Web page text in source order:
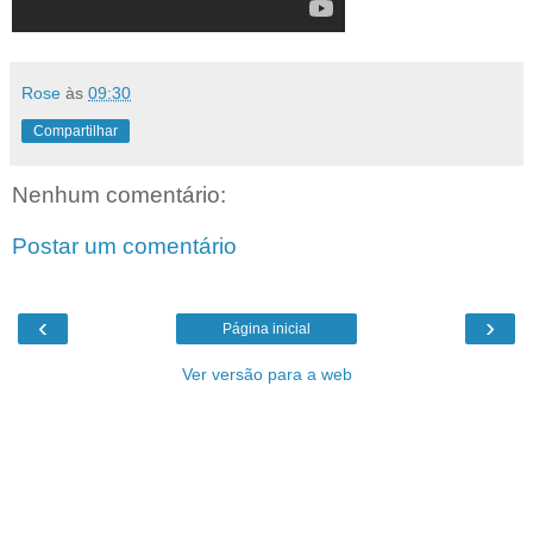
Rose às 09:30
Compartilhar
Nenhum comentário:
Postar um comentário
‹ ›
Página inicial
Ver versão para a web